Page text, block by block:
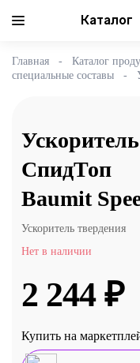
Каталог
Главная Каталог
специальные составы
СпидТоп
Baumit
Ускоритель твердения
Нет в наличии
2 244 ₽
Купить на